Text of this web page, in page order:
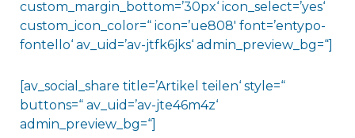
custom_margin_bottom=’30px‘ icon_select=’yes‘
custom_icon_color=“ icon=’ue808′ font=’entypo-
fontello‘ av_uid=’av-jtfk6jks‘ admin_preview_bg=“]
[av_social_share title=’Artikel teilen‘ style=“
buttons=“ av_uid=’av-jte46m4z‘
admin_preview_bg=“]